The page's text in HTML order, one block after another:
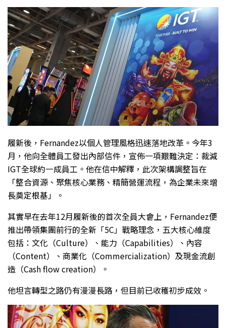
履新後，Fernandez以個人管理風格迅速落地改革。今年3
月，他向全體員工發出內部信件，宣佈一項艱難決定：裁減
IGT全球約一成員工。他在信中解釋，此次架構調整旨在
「整合資源、聚焦核心業務、精簡營運流程，為企業未來增
長奠定根基」。
其實早在去年12月履新後的首次全員大會上，Fernandez便
推出帶領集團前行的全新「5C」戰略理念，五大核心維度
包括：文化（Culture）、能力（Capabilities）、內容
（Content）、商業化（Commercialization）及現金流創
造（Cash flow creation）。
他坦言轉型之路仍有漫漫長路，但目前已收穫初步成效。